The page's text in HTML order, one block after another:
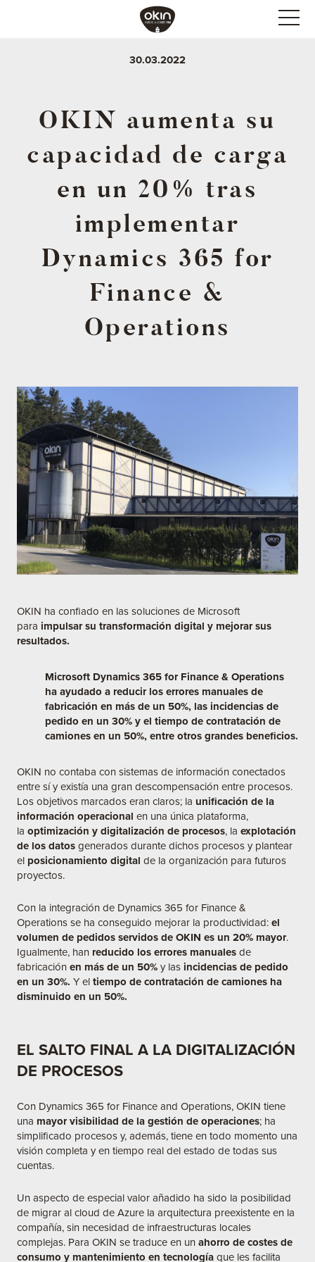
30.03.2022
OKIN aumenta su
capacidad de carga
en un 20% tras
implementar
Dynamics 365 for
Finance &
Operations
OKIN ha confiado en las soluciones de Microsoft
para impulsar su transformación digital y mejorar sus
resultados.
Microsoft Dynamics 365 for Finance & Operations
ha ayudado a reducir los errores manuales de
fabricación en más de un 50%, las incidencias de
pedido en un 30% y el tiempo de contratación de
camiones en un 50%, entre otros grandes beneficios.
OKIN no contaba con sistemas de información conectados
entre sí y existía una gran descompensación entre procesos.
Los objetivos marcados eran claros; la unificación de la
información operacional en una única plataforma,
la optimización y digitalización de procesos, la explotación
de los datos generados durante dichos procesos y plantear
el posicionamiento digital de la organización para futuros
proyectos.
Con la integración de Dynamics 365 for Finance &
Operations se ha conseguido mejorar la productividad: el
volumen de pedidos servidos de OKIN es un 20% mayor.
Igualmente, han reducido los errores manuales de
fabricación en más de un 50% y las incidencias de pedido
en un 30%. Y el tiempo de contratación de camiones ha
disminuido en un 50%.
EL SALTO FINAL A LA DIGITALIZACIÓN
DE PROCESOS
Con Dynamics 365 for Finance and Operations, OKIN tiene
una mayor visibilidad de la gestión de operaciones; ha
simplificado procesos y, además, tiene en todo momento una
visión completa y en tiempo real del estado de todas sus
cuentas.
Un aspecto de especial valor añadido ha sido la posibilidad
de migrar al cloud de Azure la arquitectura preexistente en la
compañía, sin necesidad de infraestructuras locales
complejas. Para OKIN se traduce en un ahorro de costes de
consumo y mantenimiento en tecnología que les facilita